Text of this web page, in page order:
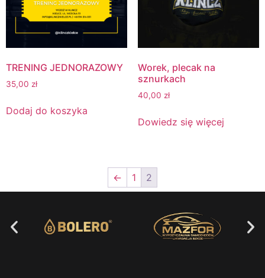
TRENING JEDNORAZOWY
35,00 zł
Dodaj do koszyka
Worek, plecak na
sznurkach
40,00 zł
Dowiedz się więcej
← 1 2